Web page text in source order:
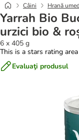
Câini Hrană
Yarrah Bio
urzici bio &
6 x 405 g
This is a stars rating
Evaluaţi produsul